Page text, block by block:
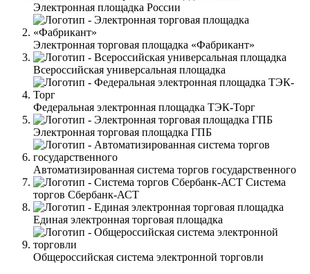
Электронная площадка России
Электронная торговая площадка «Фабрикант»
Всероссийская универсальная площадка
Федеральная электронная площадка ТЭК-Торг
Электронная торговая площадка ГПБ
Автоматизированная система торгов государственного
Система
торгов Сбербанк-АСТ
Единая электронная торговая площадка
Общероссийская система электронной торговли